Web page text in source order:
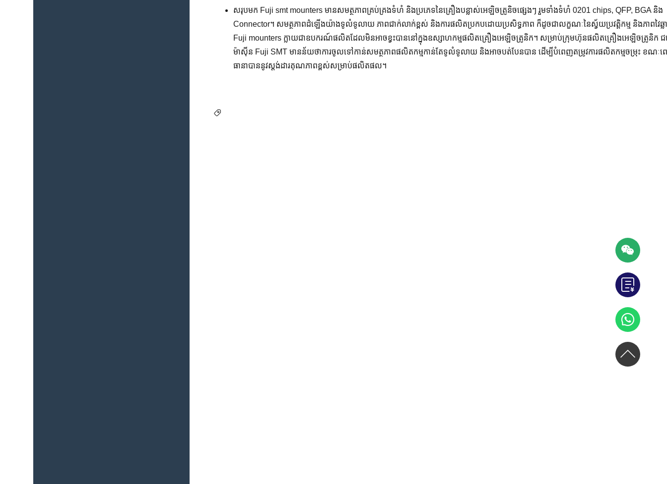
សរុបមក Fuji smt mounters មានសមត្ថភាពគ្រប់គ្រងទំហំ និងប្រភេទនៃគ្រឿងបន្លាស់អេឡិចត្រូនិចផ្សេងៗ រួមទាំងទំហំ 0201 chips, QFP, BGA និង
Connector។ សមត្ថភាពដំឡើងយ៉ាងទូលំទូលាយ ភាពជាក់លាក់ខ្ពស់ និងការផលិតប្រកបដោយប្រសិទ្ធភាព ក៏ដូចជាលក្ខណៈនៃស្វ័យប្រវត្តិកម្ម និងភាពវៃឆ្លា
Fuji mounters ក្លាយជាឧបករណ៍ផលិតដែលមិនអាចខ្វះបាននៅក្នុងឧស្សាហកម្មផលិតគ្រឿងអេឡិចត្រូនិក។ សម្រាប់ក្រុមហ៊ុនផលិតគ្រឿងអេឡិចត្រូនិក ជ
ម៉ាស៊ីន Fuji SMT មានន័យថាការចូលទៅកាន់សមត្ថភាពផលិតកម្មកាន់តែទូលំទូលាយ និងអាចបត់បែនបាន ដើម្បីបំពេញតម្រូវការផលិតកម្មចម្រុះ ខណៈ
ធានាបាននូវស្តង់ដារគុណភាពខ្ពស់សម្រាប់ផលិតផល។